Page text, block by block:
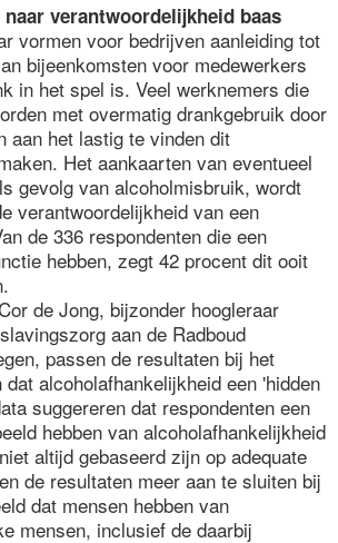
naar verantwoordelijkheid baas
vormen voor bedrijven aanleiding tot
bijeenkomsten voor medewerkers
in het spel is. Veel werknemers die
met overmatig drankgebruik door
aan het lastig te vinden dit
Het aankaarten van eventueel
gevolg van alcoholmisbruik, wordt
verantwoordelijkheid van een
de 336 respondenten die een
hebben, zegt 42 procent dit ooit
de Jong, bijzonder hoogleraar
aan de Radboud
passen de resultaten bij het
dat alcoholafhankelijkheid een 'hidden
suggereren dat respondenten een
hebben van alcoholafhankelijkheid
altijd gebaseerd zijn op adequate
de resultaten meer aan te sluiten bij
dat mensen hebben van
mensen, inclusief de daarbij